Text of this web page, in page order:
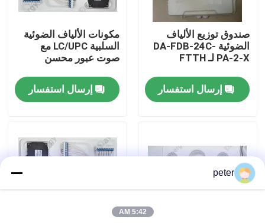
جولة في المعمل
اتصل بنا
حالات
صندوق توزيع الألياف
الضوئية DA-FDB-24C-
PA-2-X لـ FTTH
إرسال استفسار
مكونات الألياف الضوئية
السلبية LC/UPC مع
صوت عبور محسن
إرسال استفسار
peter
5:42 AM